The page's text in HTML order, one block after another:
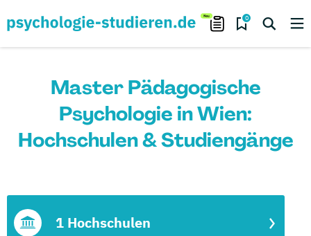
0
Master Pädagogische
Psychologie in Wien:
Hochschulen & Studiengänge
1 Hochschulen